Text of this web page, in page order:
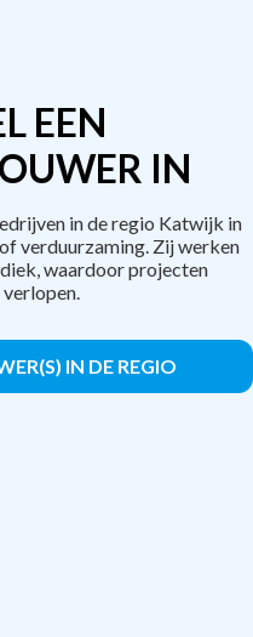
EEN
IN
in de regio Katwijk in
verduurzaming. Zij werken
waardoor projecten
IN DE REGIO